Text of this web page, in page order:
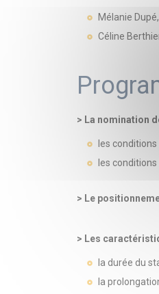
Mélanie
Céline
> La nomination
les conditions
les conditions
> Le
> Les
la durée du
la